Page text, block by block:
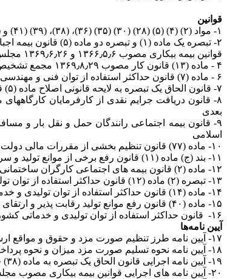
قوانین
۱- مواد (۲) (۴) (۵) (۲۸) (۳۰) (۳۵) (۳۶)، (۳۸)، (۳۹) (۴۱) و (۴۷) قانون تامین اجتماعی مصوب تیرماه سال ۱۳۵۴ و تبصره های الحاقی مورخ ۱۳۷۲٫۲٫۲۶ و ۱۳۹۴٫۲٫۱ به ماده (۳۸) قانون
۲- تبصره یک ماده (۱) و تبصره دو ماده (۵) قانون بیمه اجباری کارگران ساختمانی مصوب ۱۳۵۲٫۸٫۲۱ مجلس شورای ملی
قوانین بیمه بیکاری مصوب ۱۳۶۶٫۵٫۶ و ۱۳۶۹٫۶٫۲۶ مجلس شورای اسلامی
۴ - ماده (۱۳) قانون کار مصوب ۱۳۶۹٫۸٫۲۹ مجمع تشخیص مصلحت نظام بند (ب) ماده (۷) قانون حداکثر استفاده از توان فنی و مهندسی تولیدی و صنعتی و اجرایی کشور مصوب ۱۳۷۵٫۱۲٫۱۲
۶ - ماده (۷) قانون حداکثر استفاده از توان فنی و مهندسی تولیدی و صنعتی و اجرایی کشور مصوب ۱۳۷۵٫۱۲٫۱۲
۷- قانون الحاق یک تبصره به لایحه قانونی اصلاح ماده (۵) قانون تامین اجتماعی مصوب ۱۳۷۸٫۱۱٫۲۰ مجلس شورای اسلامی
۸- قانون دریافت جرایم نقدی از کارفرمایان
بعدی
اسلامی
۱۰- ماده (۷۷) قانون تنظیم بخشی از مقررات مالی دولت مصوب ۱۳۸۰٫۱۱٫۲۷ مجلس شورای اسلامی
۱۱- بند (ج) ماده (۱۱) قانون رفع برخی از موانع تولید و سرمایه گذاری صنعتی مصوب ۱۳۸۶٫۵٫۷ مجلس شورای اسلامی
۱۲- ماده (۲) قانون بیمه های اجتماعی کارگران ساختمانی مصوب ۱۳۸۶٫۸٫۹ مجلس شورای اسلامی
۱۳- تبصره (۲) ماده (۱۲) قانون حداکثر استفاده از توان تولیدی و خدماتی در تامین نیازهای کشور و تقویت آنها در امر صادرات مصوب ۱۳۹۱٫۵٫۱ مجلس شورای اسلامی
۱۴- ماده (۱۴) قانون حداکثر استفاده از توان تولیدی و خدماتی در تامین نیازهای کشور و تقویت آنها در امر صادرات مصوب ۱۳۹۱٫۵٫۱ مجلس شورای اسلامی
۱۵- ماده (۴۰) قانون رفع موانع تولید رقابت پذیر و ارتقای نظام مالی کشور مصوب ۱۳۹۴٫۲٫۱ مجلس شورای اسلامی
۱۶- قانون حداکثر استفاده از توان تولیدی و خدماتی کشور و حمایت از کالای ایرانی مصوب ۱۳۹۸٫۲٫۱۵
آیین نامه‌ها
۱۷- آیین نامه طرز تنظیم صورت مزد و حقوق و مواقع ارسال آنها به سازمان و اصلاحی های بعدی
۱۸- آیین نامه نحوه تسلیم صورت مزد میزان و نحوه پرداخت حق بیمه کارکنان شاغل در طرح های عمرانی
۱۹- آیین نامه اجرایی قانون الحاق یک تبصره به ماده (۳۸) قانون تامین اجتماعی مصوب ۱۳۷۳٫۳٫۱۸ هیات وزیران
۲۰- آیین نامه های اجرایی قوانین بیمه بیکاری مصوب مجلس شورای اسلامی